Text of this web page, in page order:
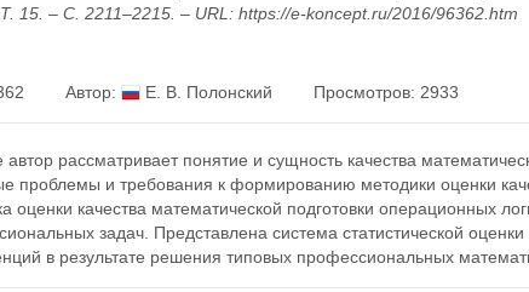
15. – С. 2211–2215. – URL: https://e-koncept.ru/2016/96362.htm
Автор: Е. В. Полонский Просмотров: 2933
автор рассматривает понятие и сущность качества
проблемы и требования к формированию методики оценки
оценки качества математической подготовки операционных
задач. Представлена система статистической
в результате решения типовых профессиональных